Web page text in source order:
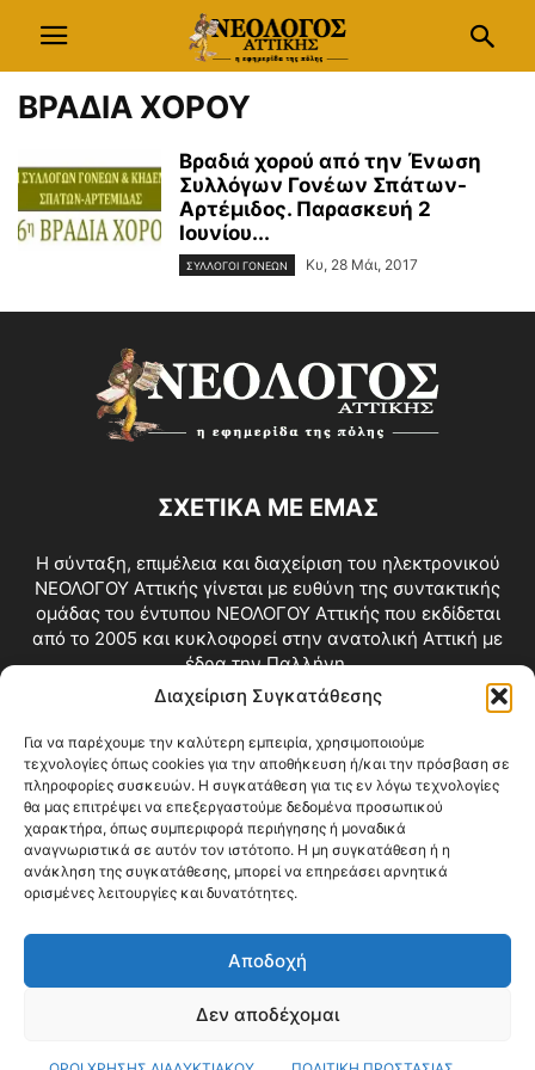
Διαχείριση Συγκατάθεσης
Για να παρέχουμε την καλύτερη εμπειρία, χρησιμοποιούμε
τεχνολογίες όπως cookies για την αποθήκευση ή/και την πρόσβαση σε
πληροφορίες συσκευών. Η συγκατάθεση για τις εν λόγω τεχνολογίες
θα μας επιτρέψει να επεξεργαστούμε δεδομένα προσωπικού
χαρακτήρα, όπως συμπεριφορά περιήγησης ή μοναδικά
αναγνωριστικά σε αυτόν τον ιστότοπο. Η μη συγκατάθεση ή η
ανάκληση της συγκατάθεσης, μπορεί να επηρεάσει αρνητικά
ορισμένες λειτουργίες και δυνατότητες.
Αποδοχή
Δεν αποδέχομαι
ΒΡΑΔΙΑ ΧΟΡΟΥ
Βραδιά χορού από την Ένωση
Συλλόγων Γονέων Σπάτων-
Αρτέμιδος. Παρασκευή 2
Ιουνίου...
ΣΥΛΛΟΓΟΙ ΓΟΝΕΩΝ Κυ, 28 Μάι, 2017
ΣΧΕΤΙΚΑ ΜΕ ΕΜΑΣ
Η σύνταξη, επιμέλεια και διαχείριση του ηλεκτρονικού
ΝΕΟΛΟΓΟΥ Αττικής γίνεται με ευθύνη της συντακτικής
ομάδας του έντυπου ΝΕΟΛΟΓΟΥ Αττικής που εκδίδεται
από το 2005 και κυκλοφορεί στην ανατολική Αττική με
έδρα την Παλλήνη.
Επικοινωνία:info@neologosattikis.gr
ΑΚΟΛΟΥΘΗΣΕ ΜΑΣ
Videos Όροι Χρήσης